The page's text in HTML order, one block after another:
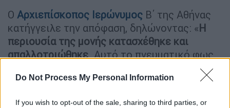
Do Not Process My Personal Information
If you wish to opt-out of the sale, sharing to third parties, or
Ο Αρχιεπίσκοπος Ιερώνυμος Β΄ της Αθήνας
κατήγγειλε την απόφαση, δηλώνοντας: «Η
περιουσία της μονής κατασχέθηκε και
απαλλοτριώθηκε. Αυτό το πνευματικό φως
βρίσκεται τώρα αντιμέτωπο με υπαρξιακή